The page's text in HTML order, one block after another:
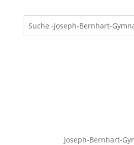
Joseph-Bernhart-